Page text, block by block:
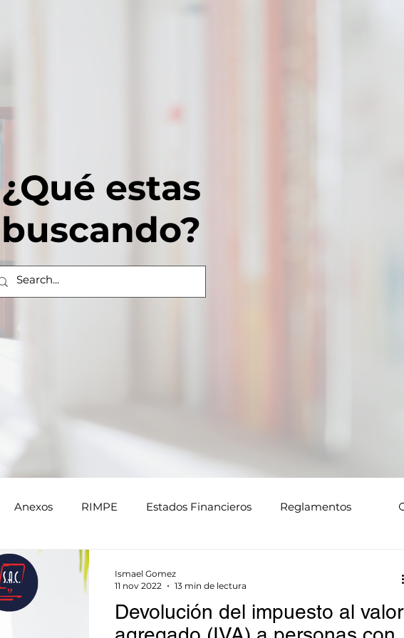
¿Qué estas
buscando?
Anexos RIMPE Estados Financieros Reglamentos
Devolución del impuesto al valor
Ismael Gomez
11 nov 2022
13 min de lectura